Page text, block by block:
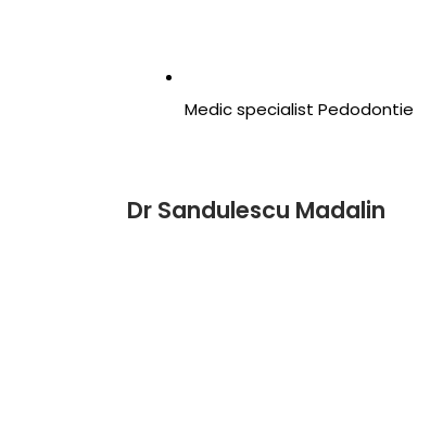
Medic specialist Pedodontie
Dr Sandulescu Madalin